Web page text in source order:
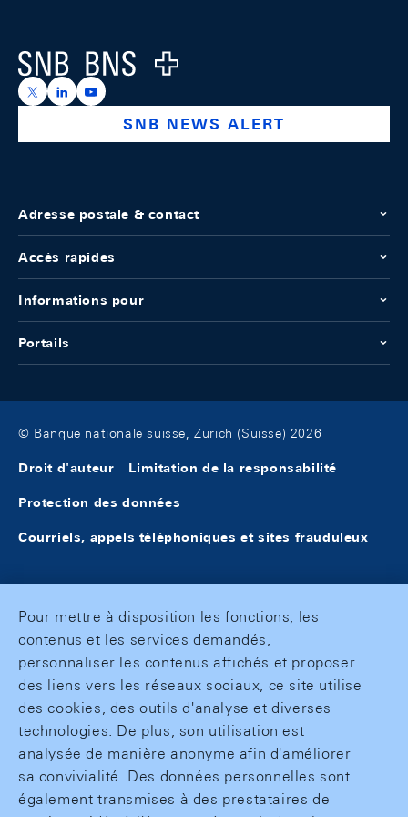
Logo
https://x.com/snb_bns
https://ch.linkedin.com/company/swiss-national-
https://www.youtube.com/@swissnationalbank
SNB NEWS ALERT
Adresse postale & contact
Accès rapides
Informations pour
Portails
© Banque nationale suisse, Zurich (Suisse) 2026
Droit d'auteur Limitation de la responsabilité
Protection des données
Courriels, appels téléphoniques et sites frauduleux
Pour mettre à disposition les fonctions, les
contenus et les services demandés,
personnaliser les contenus affichés et proposer
des liens vers les réseaux sociaux, ce site utilise
des cookies, des outils d'analyse et diverses
technologies. De plus, son utilisation est
analysée de manière anonyme afin d'améliorer
sa convivialité. Des données personnelles sont
également transmises à des prestataires de